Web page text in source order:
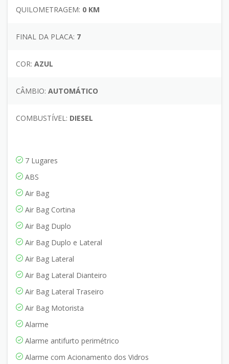
QUILOMETRAGEM: 0 KM
FINAL DA PLACA: 7
COR: AZUL
CÂMBIO: AUTOMÁTICO
COMBUSTÍVEL: DIESEL
7 Lugares
ABS
Air Bag
Air Bag Cortina
Air Bag Duplo
Air Bag Duplo e Lateral
Air Bag Lateral
Air Bag Lateral Dianteiro
Air Bag Lateral Traseiro
Air Bag Motorista
Alarme
Alarme antifurto perimétrico
Alarme com Acionamento dos Vidros